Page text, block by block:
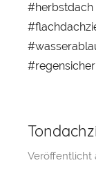
Veröffentlicht